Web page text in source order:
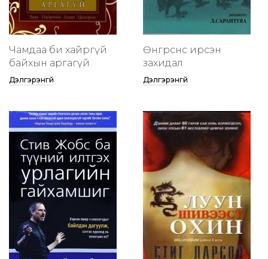
Чамдаа би хайргүй
байхын аргагүй
Дэлгэрэнгүй
Өнгөрснөөс ирсэн
захидал
Дэлгэрэнгүй